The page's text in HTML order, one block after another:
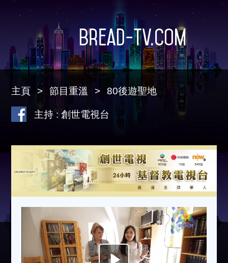
Bread-TV.com
主頁 節目重溫 80後遊聖地
主持 : 創世電視台
Play